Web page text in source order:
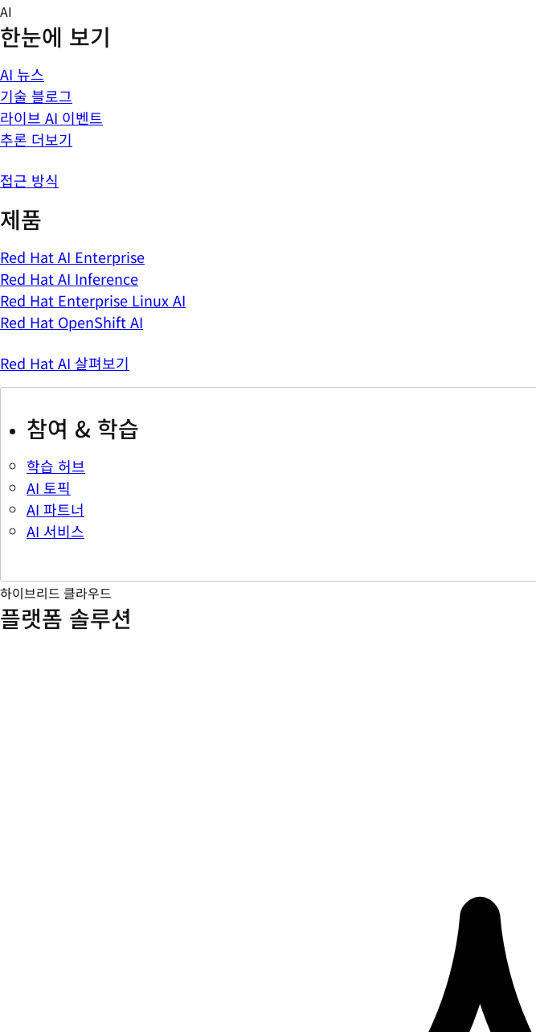
Skip
to
content
AI
한눈에 보기
AI 뉴스
기술 블로그
라이브 AI 이벤트
추론 더보기
접근 방식
제품
Red Hat AI Enterprise
Red Hat AI Inference
Red Hat Enterprise Linux AI
Red Hat OpenShift AI
Red Hat AI 살펴보기
참여 & 학습
학습 허브
AI 토픽
AI 파트너
AI 서비스
하이브리드 클라우드
플랫폼 솔루션